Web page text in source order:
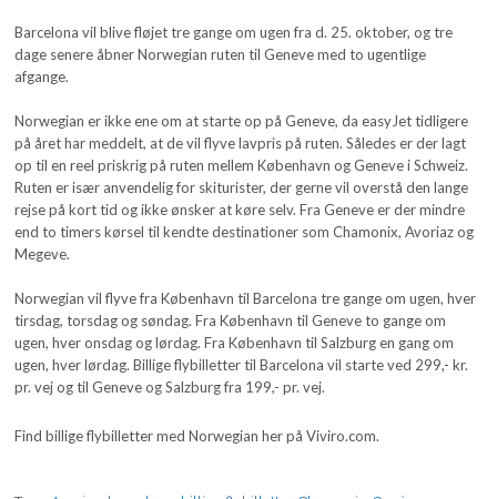
Barcelona vil blive fløjet tre gange om ugen fra d. 25. oktober, og tre
dage senere åbner Norwegian ruten til Geneve med to ugentlige
afgange.
Norwegian er ikke ene om at starte op på Geneve, da easyJet tidligere
på året har meddelt, at de vil flyve lavpris på ruten. Således er der lagt
op til en reel priskrig på ruten mellem København og Geneve i Schweiz.
Ruten er især anvendelig for skiturister, der gerne vil overstå den lange
rejse på kort tid og ikke ønsker at køre selv. Fra Geneve er der mindre
end to timers kørsel til kendte destinationer som Chamonix, Avoriaz og
Megeve.
Norwegian vil flyve fra København til Barcelona tre gange om ugen, hver
tirsdag, torsdag og søndag. Fra København til Geneve to gange om
ugen, hver onsdag og lørdag. Fra København til Salzburg en gang om
ugen, hver lørdag. Billige flybilletter til Barcelona vil starte ved 299,- kr.
pr. vej og til Geneve og Salzburg fra 199,- pr. vej.
Find billige flybilletter med Norwegian her på Viviro.com.